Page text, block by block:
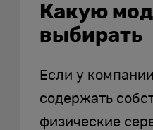
Какую
выбирать
Если у
содержать
физические